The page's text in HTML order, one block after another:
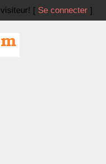
visiteur! [ Se connecter]